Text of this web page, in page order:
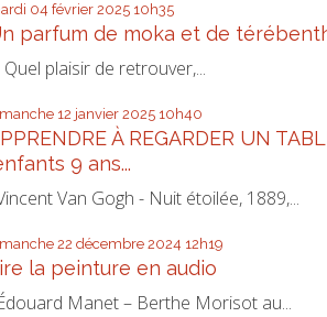
04 février 2025 10h35
parfum de moka et de
Quel plaisir de retrouver,...
12 janvier 2025 10h40
À REGARDER UN
9 ans...
Van Gogh - Nuit étoilée, 1889,...
22 décembre 2024 12h19
la peinture en audio
Manet – Berthe Morisot au...